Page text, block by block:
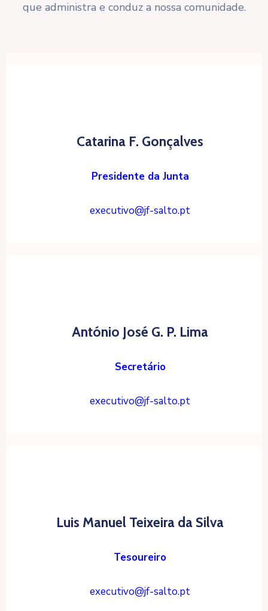
que administra e conduz a nossa comunidade.
Catarina F. Gonçalves
Presidente da Junta
executivo@jf-salto.pt
António José G. P. Lima
Secretário
executivo@jf-salto.pt
Luis Manuel Teixeira da Silva
Tesoureiro
executivo@jf-salto.pt